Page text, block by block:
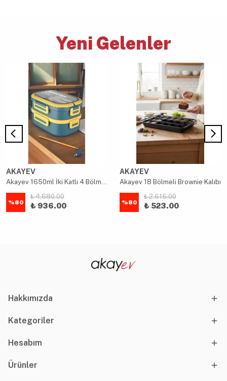
Yeni Gelenler
AKAYEV
Akayev 1650ml İki Katlı 4 Bölmeli Çelik Yemek Kabı Mavi
%80
₺ 4,680.00
₺ 936.00
AKAYEV
Akayev 18 Bölmeli Brownie Kalıbı
%80
₺ 2,615.00
₺ 523.00
Hakkımızda
Kategoriler
Hesabım
Ürünler